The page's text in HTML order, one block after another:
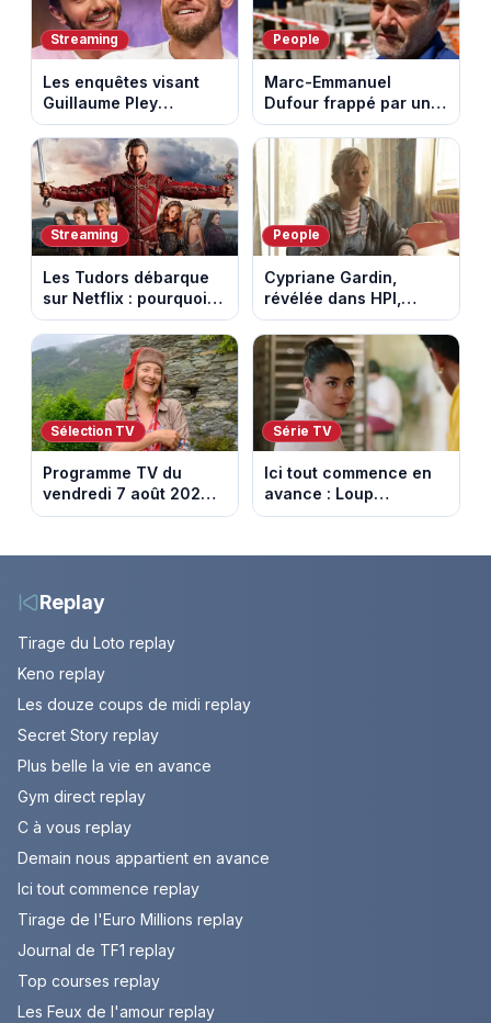
Streaming
Les enquêtes visant
Guillaume Pley
poussent Ragnar Le
Breton à quitter la
tournée Legend
People
Marc-Emmanuel
Dufour frappé par un
terrible incendie : son
chalet part en fumée
Streaming
Les Tudors débarque
sur Netflix : pourquoi la
série n’a rien perdu de
son pouvoir
People
Cypriane Gardin,
révélée dans HPI,
lance une cagnotte
après des difficultés
financières
Sélection TV
Programme TV du
vendredi 7 août 2026 :
notre sélection pour
Série TV
Ici tout commence en
avance : Loup
découvre la trahison
10 août 2026 (spoiler)
Replay
Tirage du Loto replay
Keno replay
Les douze coups de midi replay
Secret Story replay
Plus belle la vie en avance
Gym direct replay
C à vous replay
Demain nous appartient en avance
Ici tout commence replay
Tirage de l'Euro Millions replay
Journal de TF1 replay
Top courses replay
Les Feux de l'amour replay